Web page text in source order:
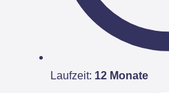
Laufzeit: 12 Monate